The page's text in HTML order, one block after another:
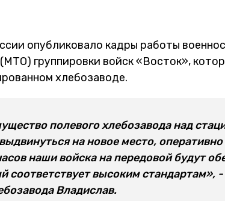
опубликовало кадры работы
группировки войск «Восток»,
хлебозаводе.
полевого хлебозавода над
на новое место, оперативно
наши войска на передовой будут
соответствует высоким стандартам»,
Владислав.